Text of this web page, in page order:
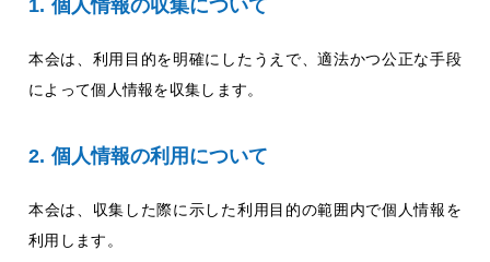
個人情報の収集について
本会は、利用目的を明確にしたうえで、適法かつ公正な手段
によって個人情報を収集します。
個人情報の利用について
本会は、収集した際に示した利用目的の範囲内で個人情報を
利用します。